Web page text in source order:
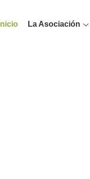
Inicio La Asociación